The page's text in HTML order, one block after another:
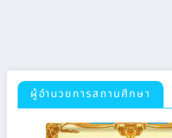
ผู้อำนวยการสถานศึกษา